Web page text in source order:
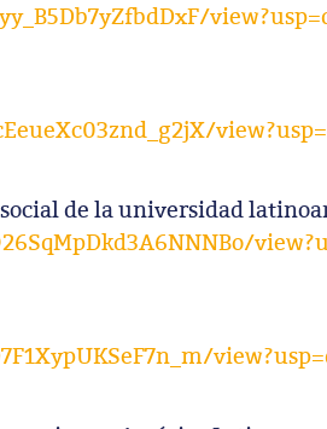
de la universidad